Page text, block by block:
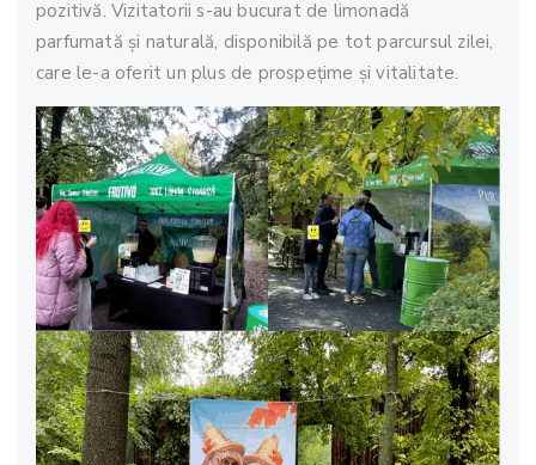
pozitivă. Vizitatorii s-au bucurat de limonadă
parfumată și naturală, disponibilă pe tot parcursul zilei,
care le-a oferit un plus de prospețime și vitalitate.